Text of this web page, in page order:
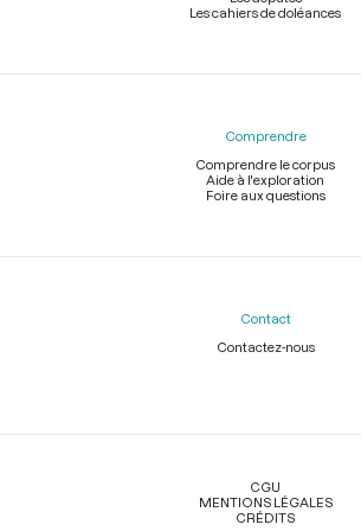
Les cahiers de doléances
Comprendre
Comprendre le corpus
Aide à l'exploration
Foire aux questions
Contact
Contactez-nous
Légal
CGU
MENTIONS LÉGALES
CRÉDITS